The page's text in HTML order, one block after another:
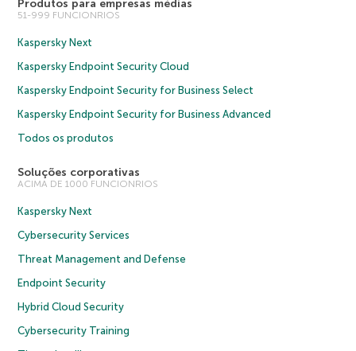
Produtos para empresas médias
51-999 FUNCIONRIOS
Kaspersky Next
Kaspersky Endpoint Security Cloud
Kaspersky Endpoint Security for Business Select
Kaspersky Endpoint Security for Business Advanced
Todos os produtos
Soluções corporativas
ACIMA DE 1000 FUNCIONRIOS
Kaspersky Next
Cybersecurity Services
Threat Management and Defense
Endpoint Security
Hybrid Cloud Security
Cybersecurity Training